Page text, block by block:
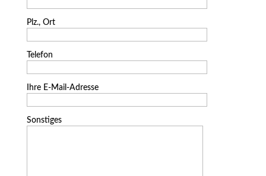
Plz., Ort
Telefon
Ihre E-Mail-Adresse
Sonstiges